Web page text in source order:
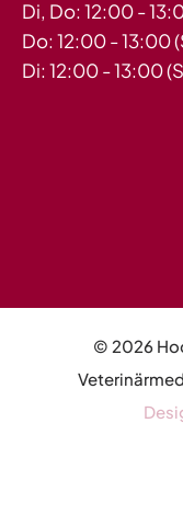
Di, Do: 12:00 -
Do: 12:00 - 13:00
Di: 12:00 - 13:00
© 2026